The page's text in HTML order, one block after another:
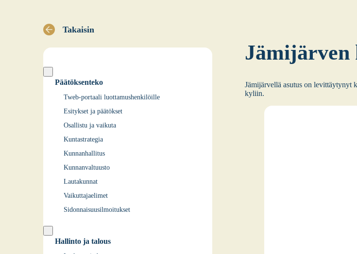
Takaisin
Päätöksenteko
Tweb-portaali luottamushenkilöille
Esitykset ja päätökset
Osallistu ja vaikuta
Kuntastrategia
Kunnanhallitus
Kunnanvaltuusto
Lautakunnat
Vaikuttajaelimet
Sidonnaisuusilmoitukset
Hallinto ja talous
Jämi­jär­ven
Jämi­jär­vel­lä asu­tus on levit­täy­ty­nyt
kyliin.